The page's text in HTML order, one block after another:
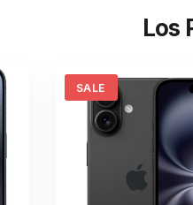
Los
SALE